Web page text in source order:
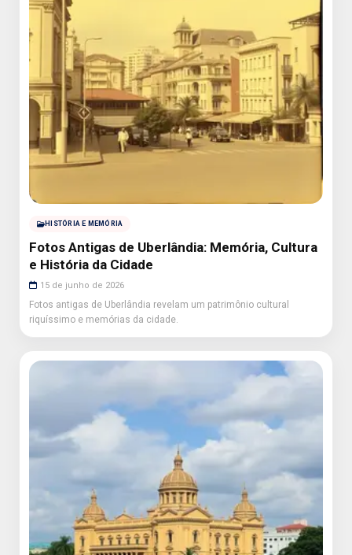
HISTÓRIA E MEMÓRIA
Fotos Antigas de Uberlândia: Memória, Cultura
e História da Cidade
15 de junho de 2026
Fotos antigas de Uberlândia revelam um patrimônio cultural
riquíssimo e memórias da cidade.